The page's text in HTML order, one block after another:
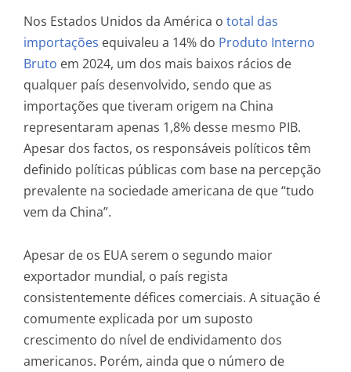
Nos Estados Unidos da América o total das
importações equivaleu a 14% do Produto Interno
Bruto em 2024, um dos mais baixos rácios de
qualquer país desenvolvido, sendo que as
importações que tiveram origem na China
representaram apenas 1,8% desse mesmo PIB.
Apesar dos factos, os responsáveis políticos têm
definido políticas públicas com base na percepção
prevalente na sociedade americana de que “tudo
vem da China”.
Apesar de os EUA serem o segundo maior
exportador mundial, o país regista
consistentemente défices comerciais. A situação é
comumente explicada por um suposto
crescimento do nível de endividamento dos
americanos. Porém, ainda que o número de